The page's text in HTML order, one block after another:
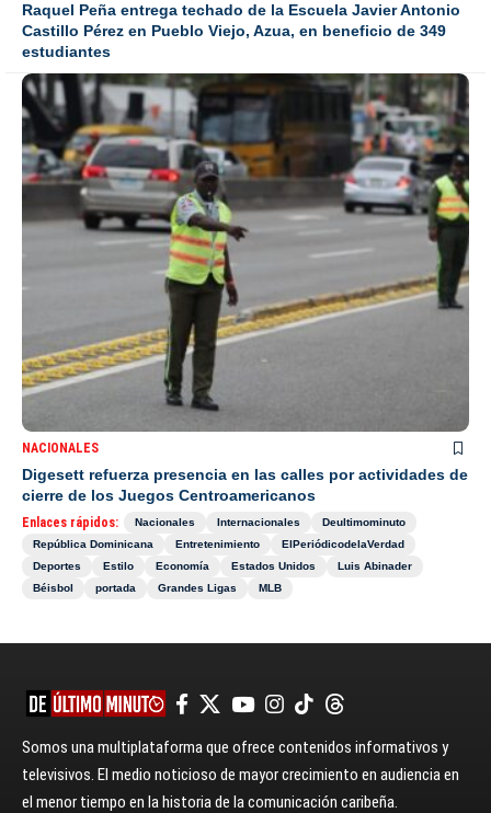
Raquel Peña entrega techado de la Escuela Javier Antonio
Castillo Pérez en Pueblo Viejo, Azua, en beneficio de 349
estudiantes
NACIONALES
Digesett refuerza presencia en las calles por actividades de
cierre de los Juegos Centroamericanos
Enlaces rápidos: Nacionales Internacionales
Deultimominuto
República Dominicana
Entretenimiento
ElPeriódicodelaVerdad
Deportes
Estilo Economía Estados Unidos
Luis Abinader
Béisbol
portada Grandes Ligas MLB
Somos una multiplataforma que ofrece contenidos informativos y
televisivos. El medio noticioso de mayor crecimiento en audiencia en
el menor tiempo en la historia de la comunicación caribeña.